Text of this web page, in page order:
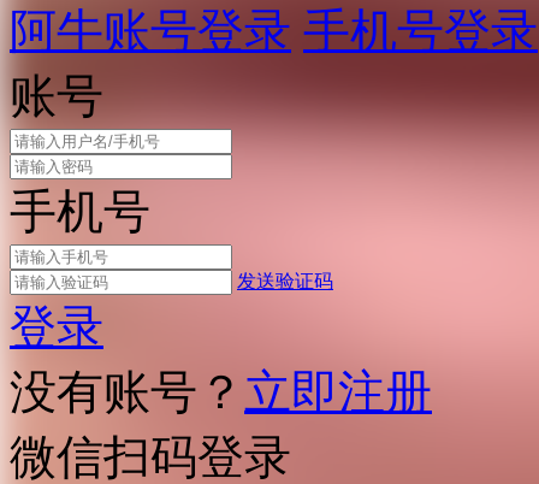
阿牛账号登录 手机号登录
账号
手机号
发送验证码
登录
没有账号？ 立即注册
微信扫码登录